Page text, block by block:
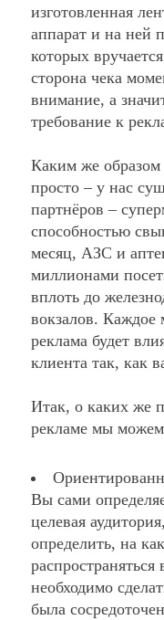
изготовленная
аппарат и на ней
которых
сторона чека
внимание, а
требование к
Каким же образом
просто – у нас
партнёров –
способностью
месяц, АЗС и
миллионами
вплоть до
вокзалов. Каждое
реклама будет
клиента так, как
Итак, о каких же
рекламе мы можем
Вы сами
целевая
определить, на
необходимо
была